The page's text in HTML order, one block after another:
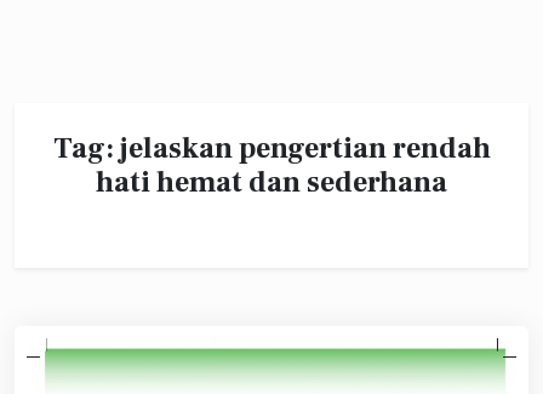
Tag:jelaskan pengertian rendah
hati hemat dan sederhana